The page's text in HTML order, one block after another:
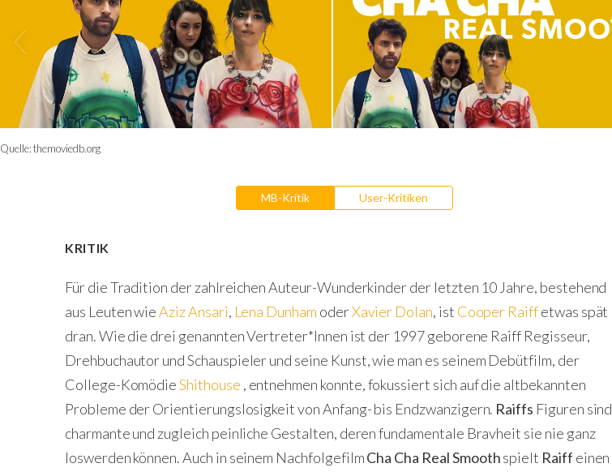
Quelle:themoviedb.org
MB-Kritik User-Kritiken
KRITIK
Für die Tradition der zahlreichen Auteur-Wunderkinder der letzten 10 Jahre, bestehend
aus Leuten wieAziz Ansari, Lena Dunham oderXavier Dolan, ist Cooper Raiffetwas spät
dran. Wie die drei genannten Vertreter*Innen ist der 1997 geborene Raiff Regisseur,
Drehbuchautor und Schauspieler und seine Kunst, wie man es seinem Debütfilm, der
College-KomödieShithouse , entnehmen konnte, fokussiert sich auf die altbekannten
Probleme der Orientierungslosigkeit von Anfang- bis Endzwanzigern. Raiffs Figuren sind
charmante und zugleich peinliche Gestalten, deren fundamentale Bravheit sie nie ganz
loswerden können. Auch in seinem NachfolgefilmCha Cha Real Smoothspielt Raiff einen